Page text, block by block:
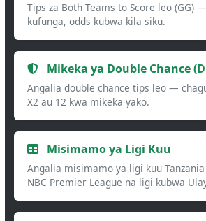
Tips za Both Teams to Score leo (GG)
kufunga, odds kubwa kila siku.
Mikeka ya Double Chance
Angalia double chance tips leo —
X2 au 12 kwa mikeka yako.
Misimamo ya Ligi Kuu
Angalia misimamo ya ligi kuu
NBC Premier League na ligi kubwa